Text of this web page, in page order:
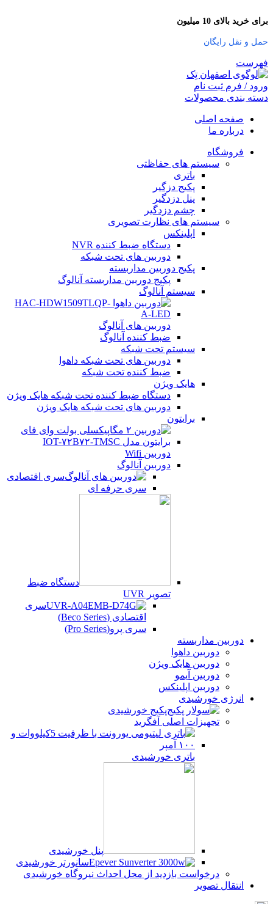
برای خرید بالای 10 میلیون
حمل و نقل رایگان
فهرست
ورود / فرم ثبت نام
دسته بندی محصولات
صفحه اصلی
درباره ما
فروشگاه
سیستم های حفاظتی
باتری
پکیج دزگیر
پنل دزدگیر
چشم دزدگیر
سیستم های نظارت تصویری
اپلینکس
دستگاه ضبط کننده NVR
دوربین های تحت شبکه
پکیج دوربین مداربسته
پکیج دوربین مداربسته آنالوگ
سیستم آنالوگ
دوربین های آنالوگ
ضبط کننده آنالوگ
سیستم تحت شبکه
دوربین های تحت شبکه داهوا
ضبط کننده تحت شبکه
هایک ویژن
دستگاه ضبط کننده تحت شبکه هایک ویژن
دوربین های تحت شبکه هایک ویژن
برایتون
دوربین Wifi
دوربین آنالوگ
سری اقتصادی
سری حرفه ای
دستگاه ضبط
تصویر UVR
سری
اقتصادی (Beco Series)
سری پرو(Pro Series)
دوربین مداربسته
دوربین داهوا
دوربین هایک ویژن
دوربین آیمو
دوربین اپلینکس
انرژی خورشیدی
پکیج خورشیدی
تجهیزات اصلی آفگرید
باتری خورشیدی
پنل خورشیدی
سانورتر خورشیدی
درخواست بازدید از محل احداث نیروگاه خورشیدی
انتقال تصویر